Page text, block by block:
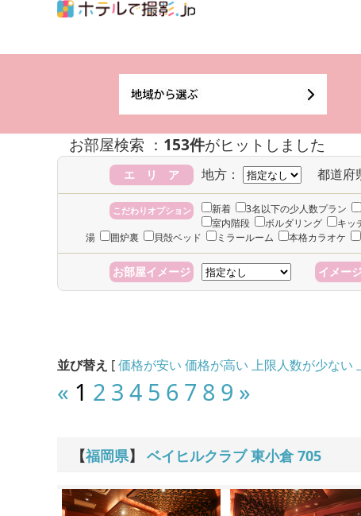
お部屋検索 ： 153件がヒットしました
エ リ ア 地方： 都道府
こだわりオプション 新着 3名以下の少人数プラン
室内階段
ボルダリング キッ
湯
囲炉裏 貝殻ベッド ミラールーム 本格カラオケ
お部屋イメージ イメー
並び替え [価格が安い 価格が高い 上限人数が少ない
« 1 2 3 4 5 6 7 8 9 »
【福岡県】 ベイヒルクラブ 東小倉 705